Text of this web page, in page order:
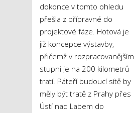
dokonce v tomto ohledu
přešla z přípravné do
projektové fáze. Hotová je
již koncepce výstavby,
přičemž v rozpracovanějším
stupni je na 200 kilometrů
tratí. Páteří budoucí sítě by
měly být tratě z Prahy přes
Ústí nad Labem do